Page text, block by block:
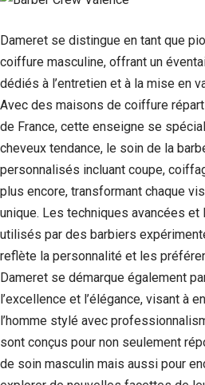
Dameret se distingue en tant que
coiffure masculine, offrant un
dédiés à l’entretien et à la mise en
Avec des maisons de coiffure
de France, cette enseigne se
cheveux tendance, le soin de la
personnalisés incluant coupe,
plus encore, transformant chaque
unique. Les techniques avancées
utilisés par des barbiers
reflète la personnalité et les
Dameret se démarque également
l’excellence et l’élégance, visant à
l’homme stylé avec
sont conçus pour non seulement
de soin masculin mais aussi pour